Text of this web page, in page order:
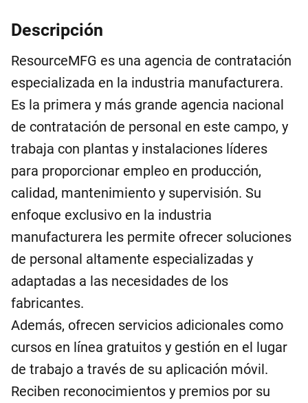
Descripción
ResourceMFG es una agencia de contratación
especializada en la industria manufacturera.
Es la primera y más grande agencia nacional
de contratación de personal en este campo, y
trabaja con plantas y instalaciones líderes
para proporcionar empleo en producción,
calidad, mantenimiento y supervisión. Su
enfoque exclusivo en la industria
manufacturera les permite ofrecer soluciones
de personal altamente especializadas y
adaptadas a las necesidades de los
fabricantes.
Además, ofrecen servicios adicionales como
cursos en línea gratuitos y gestión en el lugar
de trabajo a través de su aplicación móvil.
Reciben reconocimientos y premios por su